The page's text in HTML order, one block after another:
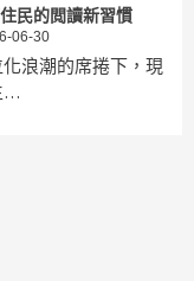
民的閲讀新習慣
06-30
浪潮的席捲下，現
…